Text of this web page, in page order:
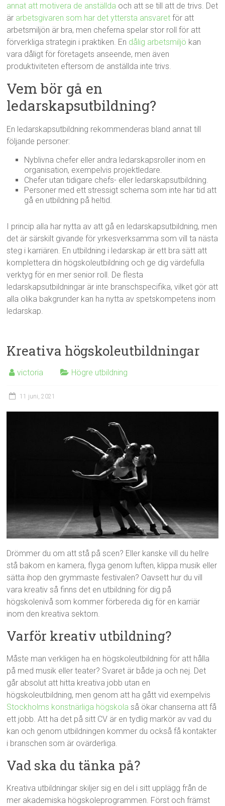
annat att motivera de anställda och att se till att de trivs. Det
är arbetsgivaren som har det yttersta ansvaret för att
arbetsmiljön är bra, men cheferna spelar stor roll för att
förverkliga strategin i praktiken. En dålig arbetsmiljö kan
vara dåligt för företagets anseende, men även
produktiviteten eftersom de anställda inte trivs.
Vem bör gå en
ledarskapsutbildning?
En ledarskapsutbildning rekommenderas bland annat till
följande personer:
Nyblivna chefer eller andra ledarskapsroller inom en
organisation, exempelvis projektledare.
Chefer utan tidigare chefs- eller ledarskapsutbildning.
Personer med ett stressigt schema som inte har tid att
gå en utbildning på heltid.
I princip alla har nytta av att gå en ledarskapsutbildning, men
det är särskilt givande för yrkesverksamma som vill ta nästa
steg i karriären. En utbildning i ledarskap är ett bra sätt att
komplettera din högskoleutbildning och ge dig värdefulla
verktyg för en mer senior roll. De flesta
ledarskapsutbildningar är inte branschspecifika, vilket gör att
alla olika bakgrunder kan ha nytta av spetskompetens inom
ledarskap.
Kreativa högskoleutbildningar
victoria Högre utbildning
11 juni, 2021
Drömmer du om att stå på scen? Eller kanske vill du hellre
stå bakom en kamera, flyga genom luften, klippa musik eller
sätta ihop den grymmaste festivalen? Oavsett hur du vill
vara kreativ så finns det en utbildning för dig på
högskolenivå som kommer förbereda dig för en karriär
inom den kreativa sektorn.
Varför kreativ utbildning?
Måste man verkligen ha en högskoleutbildning för att hålla
på med musik eller teater? Svaret är både ja och nej. Det
går absolut att hitta kreativa jobb utan en
högskoleutbildning, men genom att ha gått vid exempelvis
Stockholms konstnärliga högskola så ökar chanserna att få
ett jobb. Att ha det på sitt CV är en tydlig markör av vad du
kan och genom utbildningen kommer du också få kontakter
i branschen som är ovärderliga.
Vad ska du tänka på?
Kreativa utbildningar skiljer sig en del i sitt upplägg från de
mer akademiska högskoleprogrammen. Först och främst